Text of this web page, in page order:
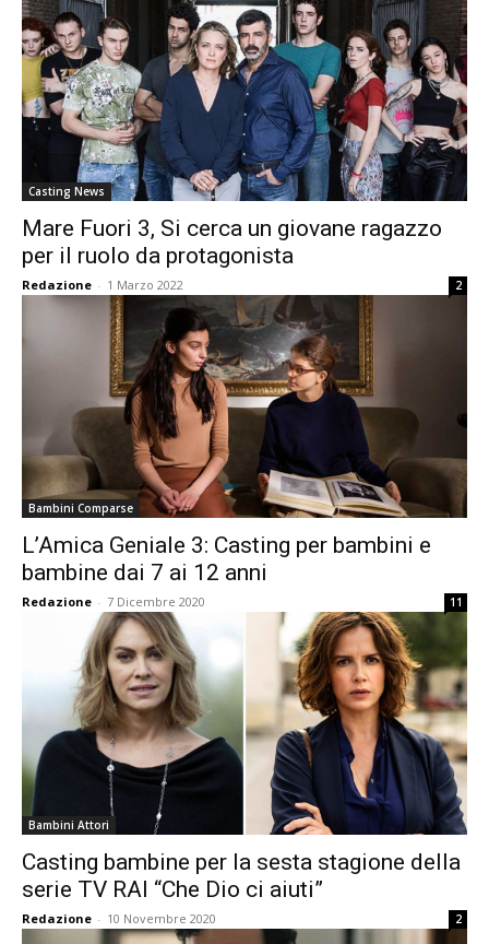
Casting News
Mare Fuori 3, Si cerca un giovane ragazzo
per il ruolo da protagonista
Redazione - 1 Marzo 2022 2
Bambini Comparse
L’Amica Geniale 3: Casting per bambini e
bambine dai 7 ai 12 anni
Redazione - 7 Dicembre 2020 11
Bambini Attori
Casting bambine per la sesta stagione della
serie TV RAI “Che Dio ci aiuti”
Redazione - 10 Novembre 2020 2